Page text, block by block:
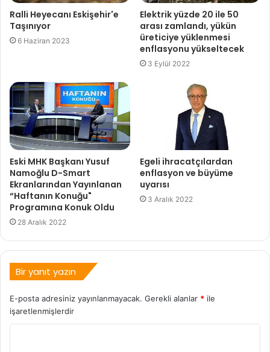
Ralli Heyecanı Eskişehir'e
Taşınıyor
6 Haziran 2023
Elektrik yüzde 20 ile 50
arası zamlandı, yükün
üreticiye yüklenmesi
enflasyonu yükseltecek
3 Eylül 2022
Eski MHK Başkanı Yusuf
Namoğlu D-Smart
Ekranlarından Yayınlanan
“Haftanın Konuğu"
Programına Konuk Oldu
28 Aralık 2022
Egeli ihracatçılardan
enflasyon ve büyüme
uyarısı
3 Aralık 2022
Bir yanıt yazın
E-posta adresiniz yayınlanmayacak. Gerekli alanlar * ile
işaretlenmişlerdir